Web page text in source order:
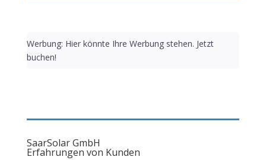
Werbung: Hier könnte Ihre Werbung stehen. Jetzt
buchen!
SaarSolar GmbH
Erfahrungen von Kunden